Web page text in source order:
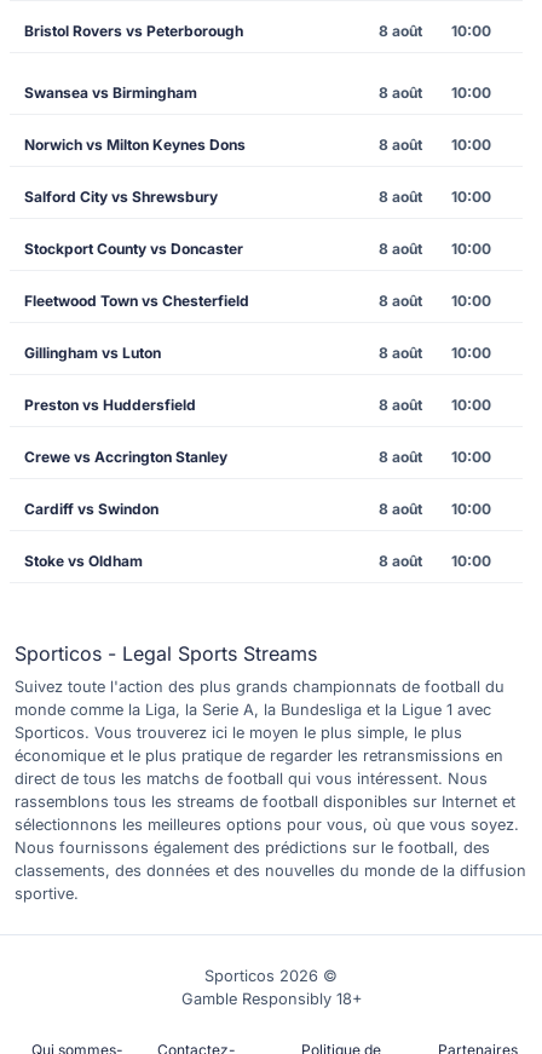
Bristol Rovers vs Peterborough 8 août 10:00
Swansea vs Birmingham 8 août 10:00
Norwich vs Milton Keynes Dons 8 août 10:00
Salford City vs Shrewsbury 8 août 10:00
Stockport County vs Doncaster 8 août 10:00
Fleetwood Town vs Chesterfield 8 août 10:00
Gillingham vs Luton 8 août 10:00
Preston vs Huddersfield 8 août 10:00
Crewe vs Accrington Stanley 8 août 10:00
Cardiff vs Swindon 8 août 10:00
Stoke vs Oldham 8 août 10:00
Sporticos - Legal Sports Streams
Suivez toute l'action des plus grands championnats de football du
monde comme la Liga, la Serie A, la Bundesliga et la Ligue 1 avec
Sporticos. Vous trouverez ici le moyen le plus simple, le plus
économique et le plus pratique de regarder les retransmissions en
direct de tous les matchs de football qui vous intéressent. Nous
rassemblons tous les streams de football disponibles sur Internet et
sélectionnons les meilleures options pour vous, où que vous soyez.
Nous fournissons également des prédictions sur le football, des
classements, des données et des nouvelles du monde de la diffusion
sportive.
Sporticos 2026 ©
Gamble Responsibly 18+
Qui sommes- Contactez- Politique de Partenaires